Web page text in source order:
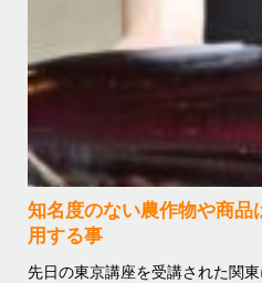
知名度のない農作物や商品
用する事
先日の東京講座を受講された関